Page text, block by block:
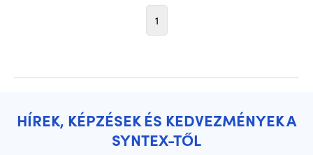
1
HÍREK, KÉPZÉSEK ÉS KEDVEZMÉNYEK A
SYNTEX-TŐL